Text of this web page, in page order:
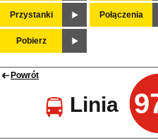
Przystanki Połączenia
Pobierz
Powrót
Linia